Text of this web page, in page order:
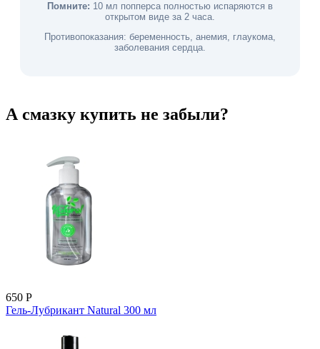
Помните: 10 мл попперса полностью испаряются в
открытом виде за 2 часа.
Противопоказания: беременность, анемия, глаукома,
заболевания сердца.
А смазку купить не забыли?
650 Р
Гель-Лубрикант Natural 300 мл